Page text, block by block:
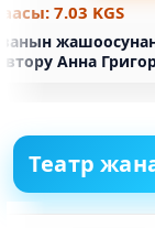
7.03 KGS
Анна
Театр